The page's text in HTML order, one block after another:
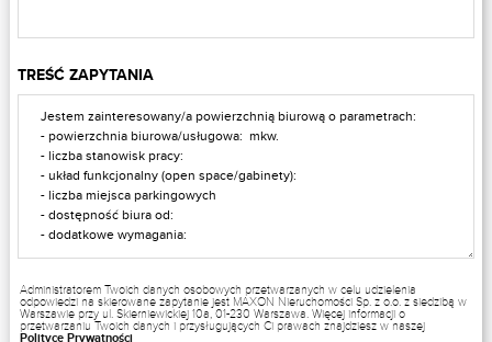
TREŚĆ ZAPYTANIA
Administratorem Twoich danych osobowych przetwarzanych w celu udzielenia
odpowiedzi na skierowane zapytanie jest MAXON Nieruchomości Sp. z o.o. z siedzibą w
Warszawie przy ul. Skierniewickiej 10a, 01-230 Warszawa. Więcej informacji o
przetwarzaniu Twoich danych i przysługujących Ci prawach znajdziesz w naszej
Polityce Prywatności